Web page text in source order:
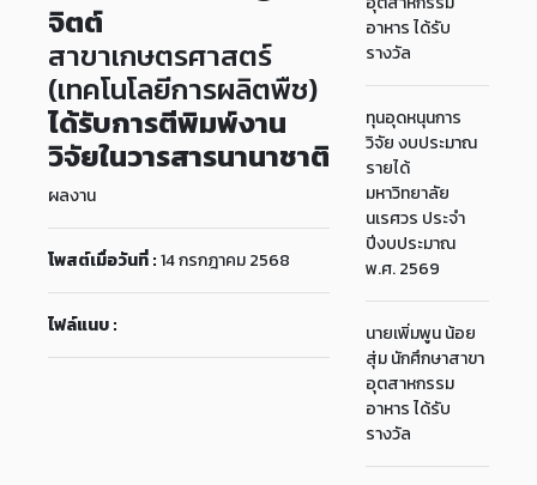
จิตต์
สาขาเกษตรศาสตร์
(เทคโนโลยีการผลิตพืช)
ได้รับการตีพิมพ์งาน
วิจัยในวารสารนานาชาติ
ผลงาน
โพสต์เมื่อวันที่ :14 กรกฎาคม 2568
ไฟล์แนบ :
อาหาร ได้รับ
รางวัล
ทุนอุดหนุนการ
วิจัย งบประมาณ
รายได้
มหาวิทยาลัย
นเรศวร ประจำ
ปีงบประมาณ
พ.ศ. 2569
นายเพิ่มพูน น้อย
สุ่ม นักศึกษาสาขา
อุตสาหกรรม
อาหาร ได้รับ
รางวัล